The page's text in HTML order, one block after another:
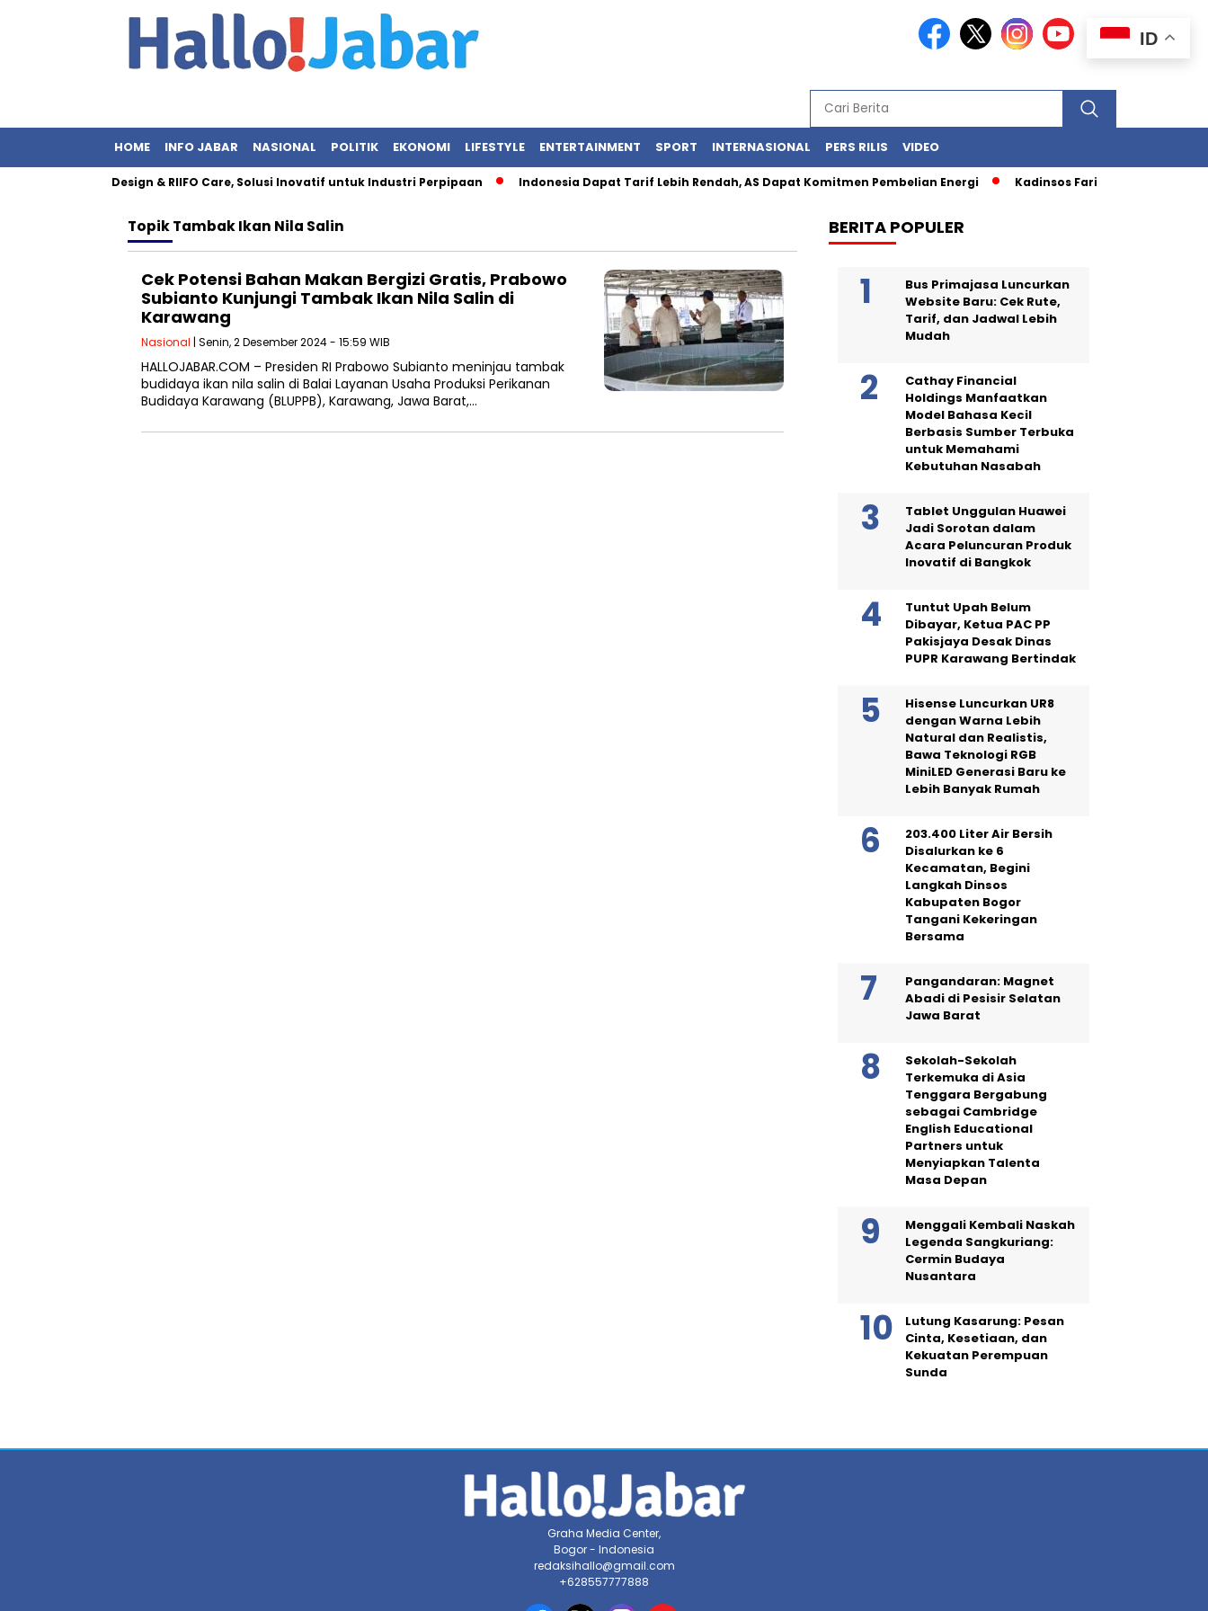
HOME INFO JABAR NASIONAL POLITIK EKONOMI LIFESTYLE ENTERTAINMENT SPORT INTERNASIONAL PERS RILIS VIDEO
RIIFO Design & RIIFO Care, Solusi Inovatif untuk Industri Perpipaan Indonesia Dapat Tarif Lebih Rendah, AS Dapat Komitmen Pembelian Energi Kadinsos Farid Ikut Beri Edukasi
TopikTambak Ikan Nila Salin
Cek Potensi Bahan Makan Bergizi Gratis, Prabowo
Subianto Kunjungi Tambak Ikan Nila Salin di
Karawang
Nasional | Senin, 2 Desember 2024 - 15:59 WIB
HALLOJABAR.COM – Presiden RI Prabowo Subianto meninjau tambak
budidaya ikan nila salin di Balai Layanan Usaha Produksi Perikanan
Budidaya Karawang (BLUPPB), Karawang, Jawa Barat,…
BERITA POPULER
Bus Primajasa Luncurkan
Website Baru: Cek Rute,
Tarif, dan Jadwal Lebih
Mudah
Cathay Financial
Holdings Manfaatkan
Model Bahasa Kecil
Berbasis Sumber Terbuka
untuk Memahami
Kebutuhan Nasabah
Tablet Unggulan Huawei
Jadi Sorotan dalam
Acara Peluncuran Produk
Inovatif di Bangkok
Tuntut Upah Belum
Dibayar, Ketua PAC PP
Pakisjaya Desak Dinas
PUPR Karawang Bertindak
Hisense Luncurkan UR8
dengan Warna Lebih
Natural dan Realistis,
Bawa Teknologi RGB
MiniLED Generasi Baru ke
Lebih Banyak Rumah
203.400 Liter Air Bersih
Disalurkan ke 6
Kecamatan, Begini
Langkah Dinsos
Kabupaten Bogor
Tangani Kekeringan
Bersama
Pangandaran: Magnet
Abadi di Pesisir Selatan
Jawa Barat
Sekolah-Sekolah
Terkemuka di Asia
Tenggara Bergabung
sebagai Cambridge
English Educational
Partners untuk
Menyiapkan Talenta
Masa Depan
Menggali Kembali Naskah
Legenda Sangkuriang:
Cermin Budaya
Nusantara
Lutung Kasarung: Pesan
Cinta, Kesetiaan, dan
Kekuatan Perempuan
Sunda
ID
Graha Media Center,
Bogor - Indonesia
redaksihallo@gmail.com
+628557777888